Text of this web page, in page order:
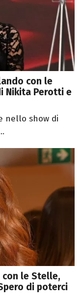
con le
Nikita Perotti e
nello show di
le Stelle,
di poterci